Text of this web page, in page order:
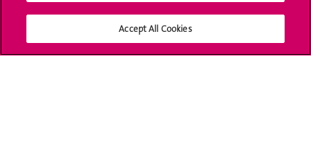
Médias sociaux UNIGE
Accept All Cookies